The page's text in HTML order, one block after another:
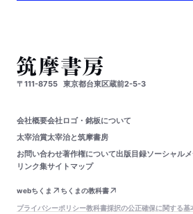
〒111-8755 東京都台東区蔵前2-5-3
会社概要会社ロゴ・銘板について
太宰治賞太宰治と筑摩書房
お問い合わせ著作権について出版目録ソーシャル
リンク集サイトマップ
webちくま
ちくまの教科書
プライバシーポリシー教科書採択の公正確保に関する基